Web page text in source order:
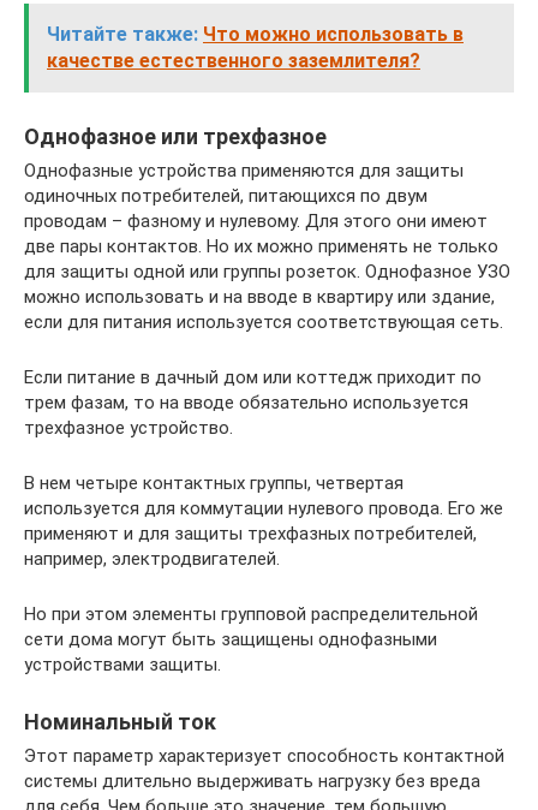
Читайте также: Что можно использовать в
качестве естественного заземлителя?
Однофазное или трехфазное
Однофазные устройства применяются для защиты
одиночных потребителей, питающихся по двум
проводам – фазному и нулевому. Для этого они имеют
две пары контактов. Но их можно применять не только
для защиты одной или группы розеток. Однофазное УЗО
можно использовать и на вводе в квартиру или здание,
если для питания используется соответствующая сеть.
Если питание в дачный дом или коттедж приходит по
трем фазам, то на вводе обязательно используется
трехфазное устройство.
В нем четыре контактных группы, четвертая
используется для коммутации нулевого провода. Его же
применяют и для защиты трехфазных потребителей,
например, электродвигателей.
Но при этом элементы групповой распределительной
сети дома могут быть защищены однофазными
устройствами защиты.
Номинальный ток
Этот параметр характеризует способность контактной
системы длительно выдерживать нагрузку без вреда